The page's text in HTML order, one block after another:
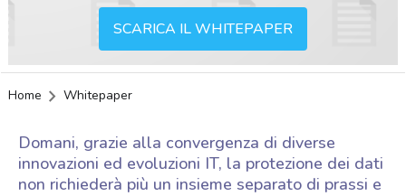
SCARICA IL WHITEPAPER
Home Whitepaper
Domani, grazie alla convergenza di diverse
innovazioni ed evoluzioni IT, la protezione dei dati
non richiederà più un insieme separato di prassi e